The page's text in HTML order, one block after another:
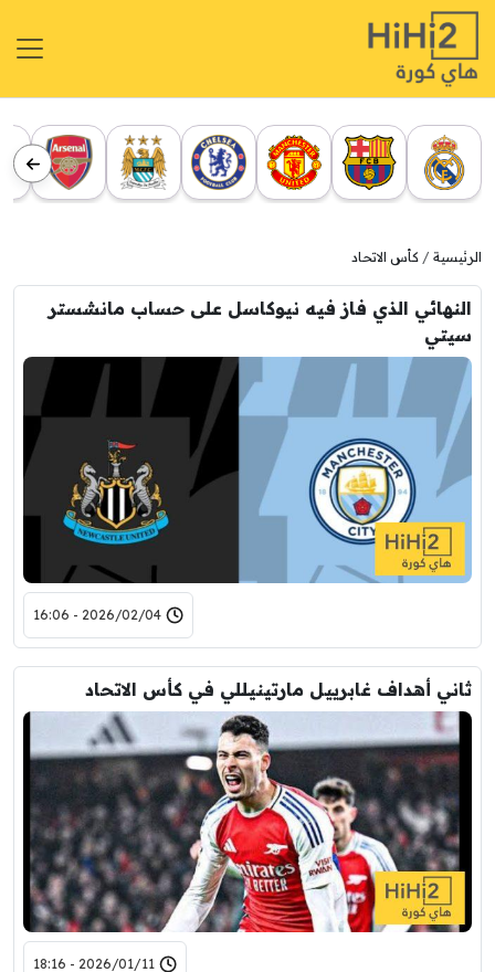
الرئيسية كأس الاتحاد
النهائي الذي فاز فيه نيوكاسل على حساب مانشستر
سيتي
2026/02/04 - 16:06
ثاني أهداف غابرييل مارتينيللي في كأس الاتحاد
2026/01/11 - 18:16